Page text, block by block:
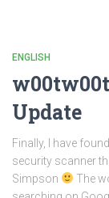
ENGLISH
Update
Finally, I have
security scanner
Simpson
The